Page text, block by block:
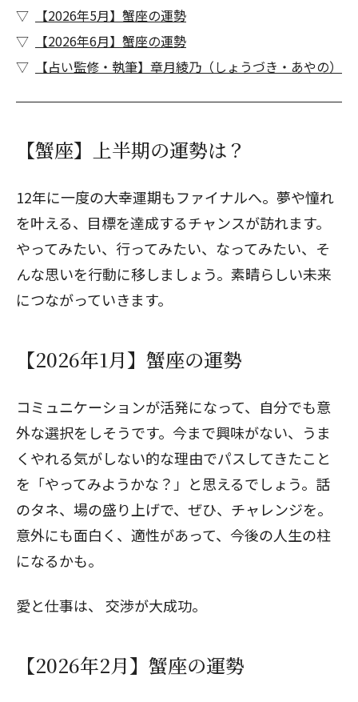
【2026年5月】蟹座の運勢
【2026年6月】蟹座の運勢
【占い監修・執筆】章月綾乃（しょうづき・あやの）
【蟹座】上半期の運勢は？
12年に一度の大幸運期もファイナルへ。夢や憧れ
を叶える、目標を達成するチャンスが訪れます。
やってみたい、行ってみたい、なってみたい、そ
んな思いを行動に移しましょう。素晴らしい未来
につながっていきます。
【2026年1月】蟹座の運勢
コミュニケーションが活発になって、自分でも意
外な選択をしそうです。今まで興味がない、うま
くやれる気がしない的な理由でパスしてきたこと
を「やってみようかな？」と思えるでしょう。話
のタネ、場の盛り上げで、ぜひ、チャレンジを。
意外にも面白く、適性があって、今後の人生の柱
になるかも。
愛と仕事は、 交渉が大成功。
【2026年2月】蟹座の運勢